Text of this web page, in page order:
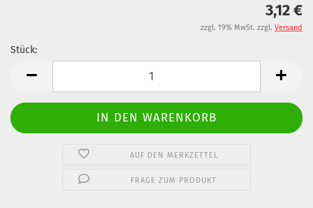
3,12 €
zzgl. 19% MwSt. zzgl. Versand
Stück:
AUF DEN MERKZETTEL
FRAGE ZUM PRODUKT